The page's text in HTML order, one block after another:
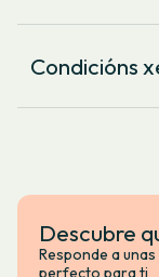
Condicións
Descubre
Responde a
perfecto para ti